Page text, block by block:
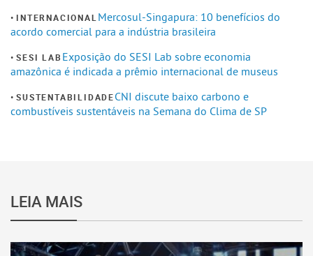
INTERNACIONAL Mercosul-Singapura: 10 benefícios do
acordo comercial para a indústria brasileira
SESI LAB Exposição do SESI Lab sobre economia
amazônica é indicada a prêmio internacional de museus
SUSTENTABILIDADECNI discute baixo carbono e
combustíveis sustentáveis na Semana do Clima de SP
LEIA MAIS